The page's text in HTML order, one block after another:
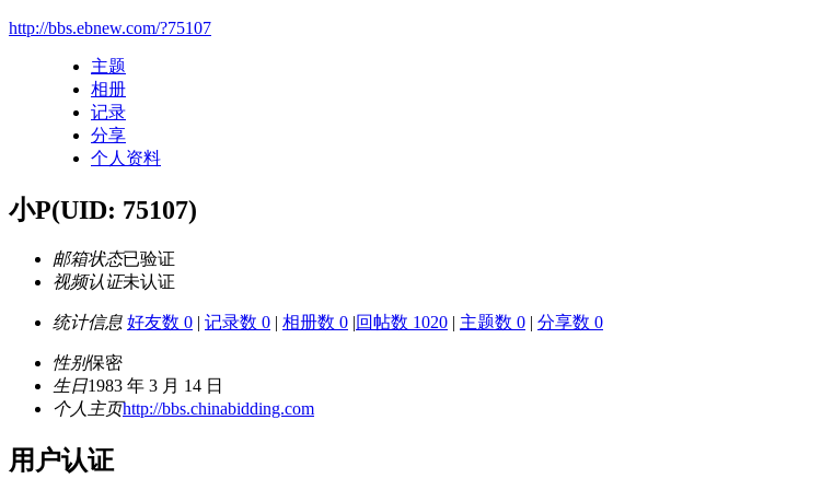
http://bbs.ebnew.com/?75107
主题
相册
记录
分享
个人资料
小P(UID: 75107)
邮箱状态已验证
视频认证未认证
统计信息 好友数 0 | 记录数 0 | 相册数 0 |回帖数 1020 | 主题数 0 | 分享数 0
性别保密
生日1983 年 3 月 14 日
个人主页http://bbs.chinabidding.com
用户认证